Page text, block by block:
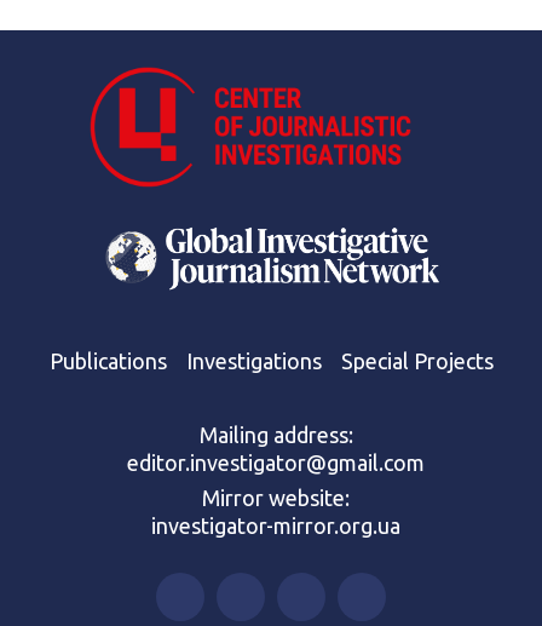
Publications Investigations Special Projects
Mailing address:
editor.investigator@gmail.com
Mirror website:
investigator-mirror.org.ua